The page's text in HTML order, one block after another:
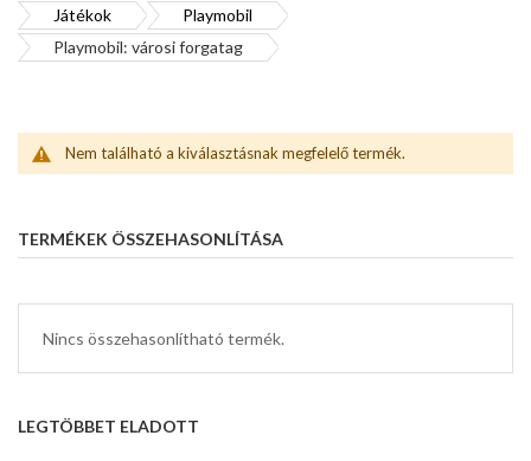
Játékok
Playmobil
Playmobil: városi forgatag
Nem található a kiválasztásnak megfelelő termék.
TERMÉKEK ÖSSZEHASONLÍTÁSA
Nincs összehasonlítható termék.
LEGTÖBBET ELADOTT